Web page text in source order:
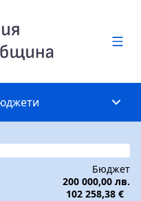
Бюджет
200 000,00 лв.
102 258,38 €